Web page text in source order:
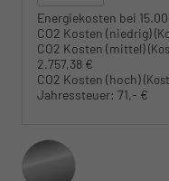
Energiekosten bei
CO2 Kosten (niedrig)
CO2 Kosten (mittel)
2.757,38 €
CO2 Kosten (hoch)
Jahressteuer: 71,- €